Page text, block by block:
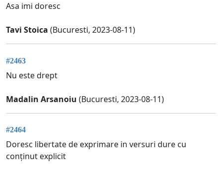
Asa imi doresc
Tavi Stoica (Bucuresti, 2023-08-11)
#2463
Nu este drept
Madalin Arsanoiu (Bucuresti, 2023-08-11)
#2464
Doresc libertate de exprimare in versuri dure cu
conținut explicit